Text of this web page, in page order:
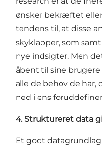
ønsker bekræftet
tendens til, at disse
skyklapper, som
nye indsigter. Men
åbent til sine
alle de behov de har,
ned i ens
4. Struktureret data
Et godt